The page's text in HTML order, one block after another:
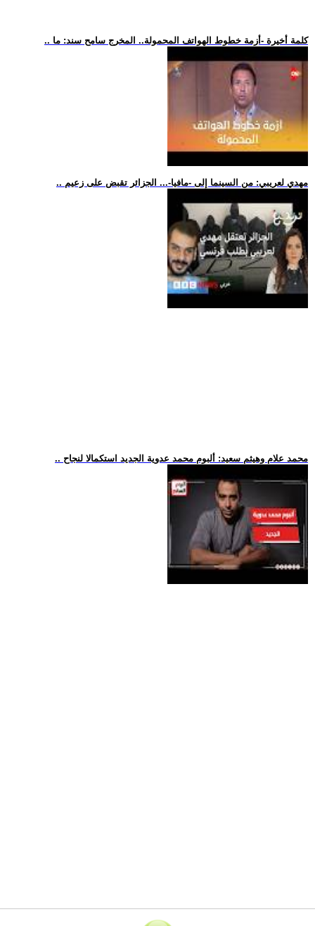
.. كلمة أخيرة -أزمة خطوط الهواتف المحمولة.. المخرج سامح سند: ما
.. مهدي لعريبي: من السينما إلى -مافيا-... الجزائر تقبض على زعيم
.. محمد علام وهيثم سعيد: ألبوم محمد عدوية الجديد استكمالا لنجاح